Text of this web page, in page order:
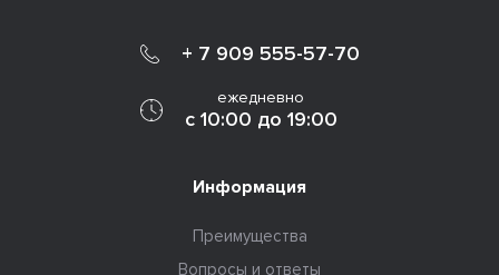
+ 7 909 555-57-70
ежедневно
с 10:00 до 19:00
Информация
Преимущества
Вопросы и ответы